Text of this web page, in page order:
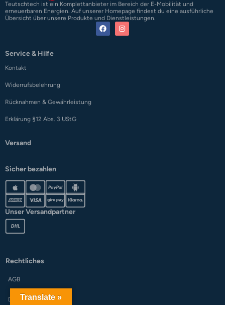
Teutschtech ist ein Komplettanbieter im Bereich der E-Mobilität und
erneuerbaren Energien. Auf unserer Homepage findest du eine ausführliche
Übersicht über unsere Produkte und Dienstleistungen.
Service & Hilfe
Kontakt
Widerrufsbelehrung
Rücknahmen & Gewährleistung
Erklärung §12 Abs. 3 UStG
Versand
Sicher bezahlen
Unser Versandpartner
Rechtliches
AGB
Datenschutz
Translate »